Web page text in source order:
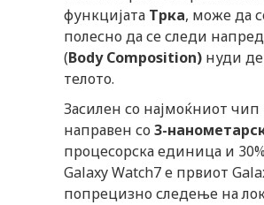
функцијата Трка, може да
полесно да се следи
(Body Composition) нуди
телото.
Засилен со најмоќниот чип
направен со3-
процесорска единица и
Galaxy Watch7 е првиот
попрецизно следење на